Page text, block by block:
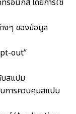
รอนิกส์ โดยการใช้
งๆ ของข้อมูล
out”
บสแปม
การควบคุมสแปม